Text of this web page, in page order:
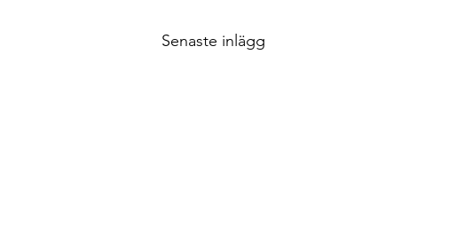
Senaste inlägg